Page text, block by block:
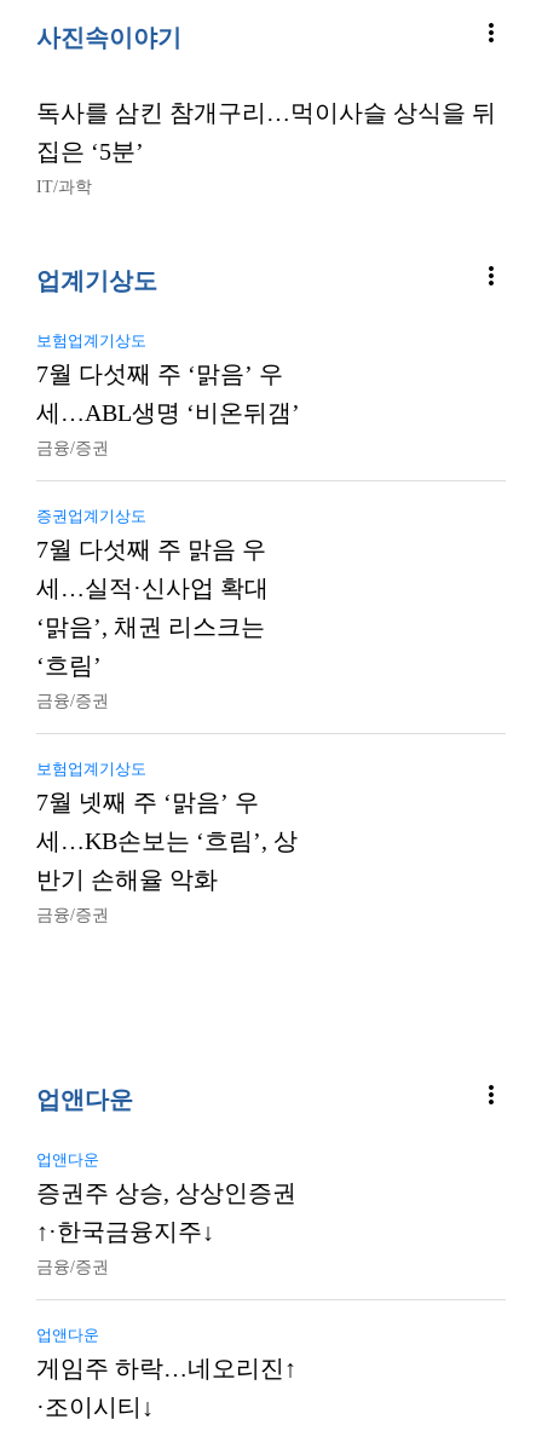
사진속이야기 more_vert
독사를 삼킨 참개구리…먹이사슬 상식을 뒤
집은 ‘5분’
IT/과학
업계기상도 more_vert
보험업계기상도
7월 다섯째 주 ‘맑음’ 우
세…ABL생명 ‘비온뒤갬’
금융/증권
증권업계기상도
7월 다섯째 주 맑음 우
세…실적·신사업 확대
‘맑음’, 채권 리스크는
‘흐림’
금융/증권
보험업계기상도
7월 넷째 주 ‘맑음’ 우
세…KB손보는 ‘흐림’, 상
반기 손해율 악화
금융/증권
업앤다운 more_vert
업앤다운
증권주 상승, 상상인증권
↑·한국금융지주↓
금융/증권
업앤다운
게임주 하락…네오리진↑
·조이시티↓